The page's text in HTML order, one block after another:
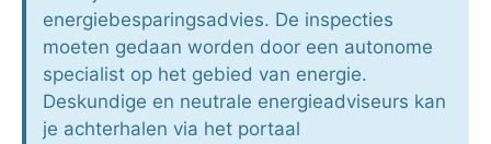
energiebesparingsadvies. De inspecties
moeten gedaan worden door een autonome
specialist op het gebied van energie.
Deskundige en neutrale energieadviseurs kan
je achterhalen via het portaal